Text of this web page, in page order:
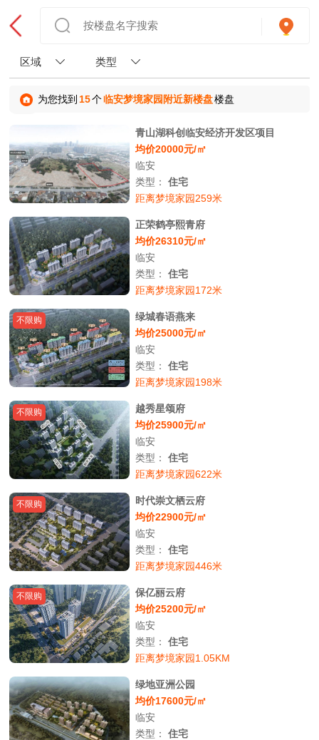
区域 类型
为您找到 15个临安梦境家园附近新楼盘楼盘
青山湖科创临安经济开发区项目
均价20000元/㎡
临安
类型：住宅
距离梦境家园259米
正荣鹤亭熙青府
均价26310元/㎡
临安
类型：住宅
距离梦境家园172米
不限购
绿城春语燕来
均价25000元/㎡
临安
类型：住宅
距离梦境家园198米
不限购
越秀星颂府
均价25900元/㎡
临安
类型：住宅
距离梦境家园622米
不限购
时代崇文栖云府
均价22900元/㎡
临安
类型：住宅
距离梦境家园446米
不限购
保亿丽云府
均价25200元/㎡
临安
类型：住宅
距离梦境家园1.05KM
绿地亚洲公园
均价17600元/㎡
临安
类型：住宅